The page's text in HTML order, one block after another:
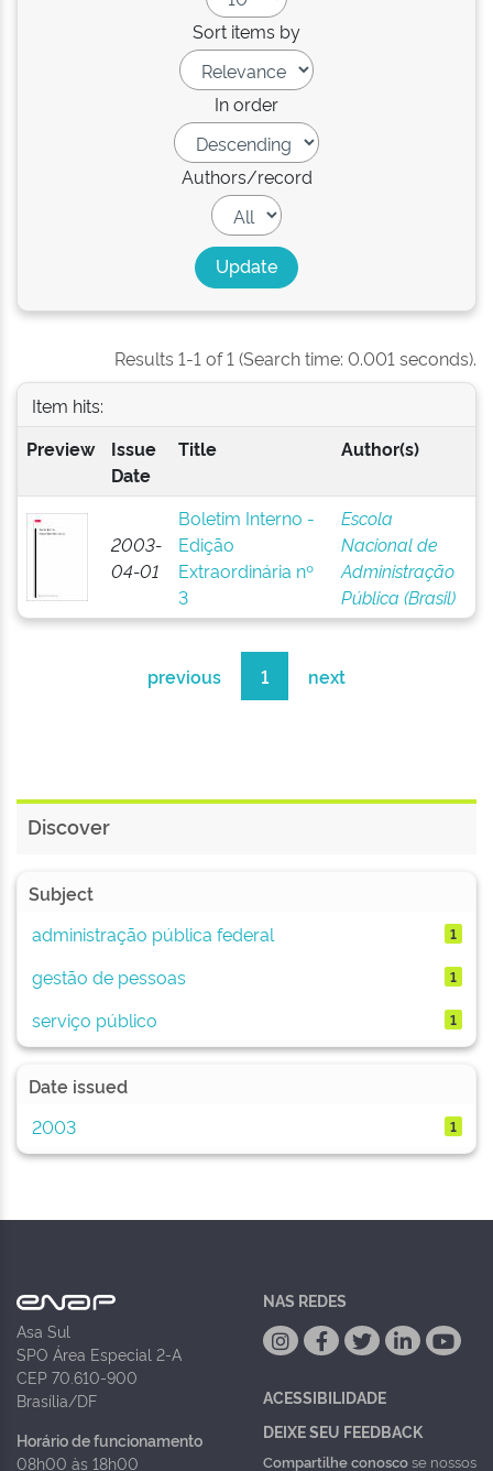
Sort items by
In order
Authors/record
Results 1-1 of 1 (Search time: 0.001 seconds).
Item hits:
Preview
Issue
Date
Title Author(s)
2003-
04-01
Boletim Interno -
Edição
Extraordinária nº
3
Escola
Nacional de
Administração
Pública (Brasil)
previous 1 next
Discover
Subject
administração pública federal
1
gestão de pessoas 1
serviço público 1
Date issued
2003
1
Asa Sul
SPO Área Especial 2-A
CEP 70.610-900
Brasília/DF
Horário de funcionamento
08h00 às 18h00
NAS REDES
ACESSIBILIDADE
DEIXE SEU FEEDBACK
Compartilhe conoscose nossos